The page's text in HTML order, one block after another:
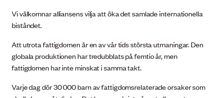
Vi välkomnar alliansens vilja att öka det samlade internationella
biståndet.
Att utrota fattigdomen är en av vår tids största utmaningar. Den
globala produktionen har tredubblats på femtio år, men
fattigdomen har inte minskat i samma takt.
Varje dag dör 30 000 barn av fattigdomsrelaterade orsaker som